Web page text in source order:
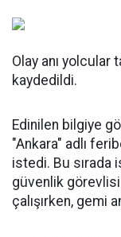
Olay anı yolcular
kaydedildi.
Edinilen bilgiye
"Ankara" adlı
istedi. Bu sırada
güvenlik görevlisi
çalışırken, gemi